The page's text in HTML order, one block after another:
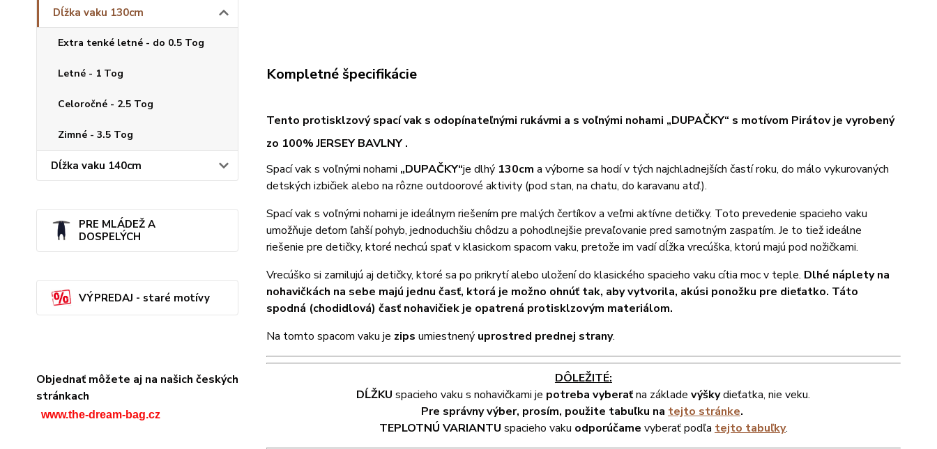
Dĺžka vaku 130cm
Extra tenké letné - do 0.5 Tog
Letné - 1 Tog
Celoročné - 2.5 Tog
Zimné - 3.5 Tog
Dĺžka vaku 140cm
PRE MLÁDEŽ A
DOSPELÝCH
VÝPREDAJ - staré motívy
Objednať môžete aj na našich českých
stránkach
www.the-dream-bag.cz
Kompletné špecifikácie
Tento protisklzový spací vak s odopínateľnými rukávmi a s voľnými nohami „DUPAČKY“ s motívom Pirátovje vyrobený
zo 100% JERSEY BAVLNY .
Spací vak s voľnými nohami „DUPAČKY“je dlhý 130cm a výborne sa hodí v tých najchladnejších častí roku, do málo vykurovaných
detských izbičiek alebo na rôzne outdoorové aktivity (pod stan, na chatu, do karavanu atď.).
Spací vak s voľnými nohami je ideálnym riešením pre malých čertíkov a veľmi aktívne detičky. Toto prevedenie spacieho vaku
umožňuje deťom ľahší pohyb, jednoduchšiu chôdzu a pohodlnejšie prevaľovanie pred samotným zaspatím. Je to tiež ideálne
riešenie pre detičky, ktoré nechcú spať v klasickom spacom vaku, pretože im vadí dĺžka vrecúška, ktorú majú pod nožičkami.
Vrecúško si zamilujú aj detičky, ktoré sa po prikrytí alebo uložení do klasického spacieho vaku cítia moc v teple. Dlhé náplety na
nohavičkách na sebe majú jednu časť, ktorá je možno ohnúť tak, aby vytvorila, akúsi ponožku pre dieťatko. Táto
spodná (chodidlová) časť nohavičiek je opatrená protisklzovým materiálom.
Na tomto spacom vaku je zips umiestnený uprostred prednej strany.
DÔLEŽITÉ:
DĹŽKUspacieho vaku s nohavičkami je potreba vyberaťna základevýškydieťatka, nie veku.
Pre správny výber, prosím, použite tabuľku na tejto stránke.
TEPLOTNÚ VARIANTU spacieho vaku odporúčame vyberať podľa tejto tabuľky.